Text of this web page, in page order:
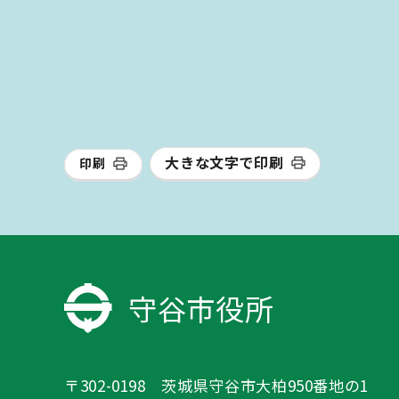
印刷 大きな文字で印刷
守谷市役所
〒302-0198 茨城県守谷市大柏950番地の1